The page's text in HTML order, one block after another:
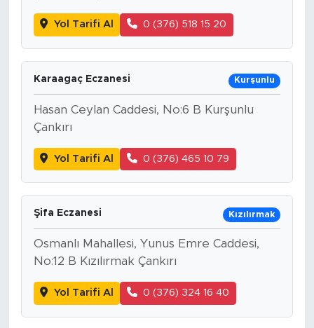
Yol Tarifi Al 0 (376) 518 15 20
Karaagaç Eczanesi Kurşunlu
Hasan Ceylan Caddesi, No:6 B Kurşunlu
Çankırı
Yol Tarifi Al 0 (376) 465 10 79
Şifa Eczanesi Kızılırmak
Osmanlı Mahallesi, Yunus Emre Caddesi,
No:12 B Kızılırmak Çankırı
Yol Tarifi Al 0 (376) 324 16 40